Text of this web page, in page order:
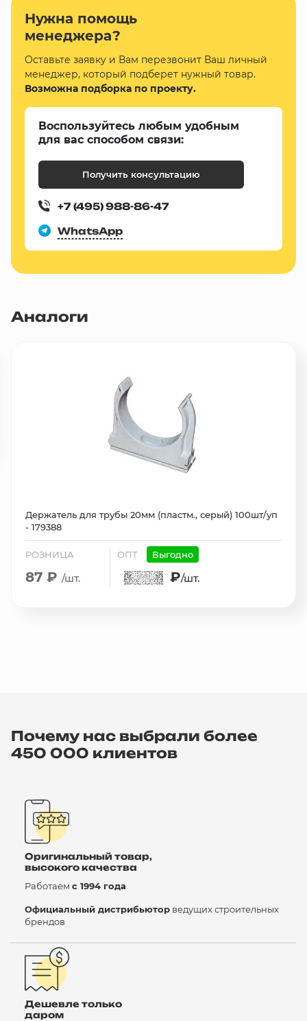
Нужна помощь
менеджера?
Оставьте заявку и Вам перезвонит Ваш личный
менеджер, который подберет нужный товар.
Возможна подборка по проекту.
Воспользуйтесь любым удобным
для вас способом связи:
Получить консультацию
+7 (495) 988-86-47
WhatsApp
Аналоги
Держатель для трубы 20мм (пластм., серый) 100шт/уп
- 179388
РОЗНИЦА
87 ₽ /шт.
ОПТ Выгодно
₽/шт.
Почему нас выбрали более
450 000 клиентов
Оригинальный товар,
высокого качества
Работаем с 1994 года
Официальный дистрибьютор ведущих строительных
брендов
Дешевле только
даром